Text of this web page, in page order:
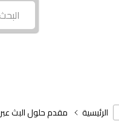
الرئيسية مقدم حلول البث عبر